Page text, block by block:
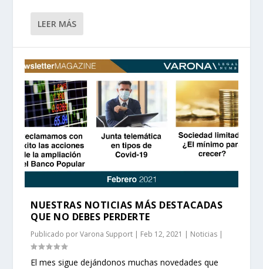
LEER MÁS
NUESTRAS NOTICIAS MÁS DESTACADAS
QUE NO DEBES PERDERTE
Publicado porVarona Support | Feb 12, 2021 | Noticias |
El mes sigue dejándonos muchas novedades que